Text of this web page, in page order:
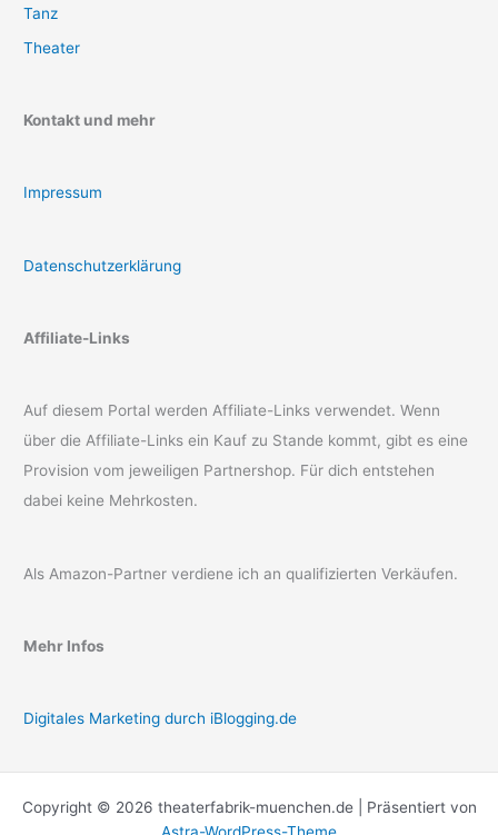
Tanz
Theater
Kontakt und mehr
Impressum
Datenschutzerklärung
Affiliate-Links
Auf diesem Portal werden Affiliate-Links verwendet. Wenn
über die Affiliate-Links ein Kauf zu Stande kommt, gibt es eine
Provision vom jeweiligen Partnershop. Für dich entstehen
dabei keine Mehrkosten.
Als Amazon-Partner verdiene ich an qualifizierten Verkäufen.
Mehr Infos
Digitales Marketing durch iBlogging.de
Copyright © 2026 theaterfabrik-muenchen.de | Präsentiert von